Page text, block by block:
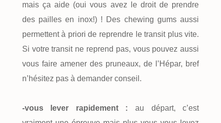
mais ça aide (oui vous avez le droit de prendre
des pailles en inox!) ! Des chewing gums aussi
permettent à priori de reprendre le transit plus vite.
Si votre transit ne reprend pas, vous pouvez aussi
vous faire amener des pruneaux, de l’Hépar, bref
n’hésitez pas à demander conseil.
-vous lever rapidement : au départ, c’est